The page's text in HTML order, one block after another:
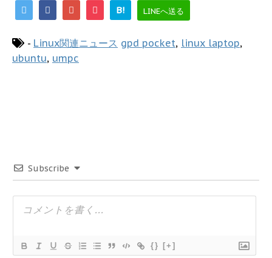
B! LINEへ送る
- Linux関連ニュース gpd pocket, linux laptop,
ubuntu, umpc
Subscribe
{} [+]